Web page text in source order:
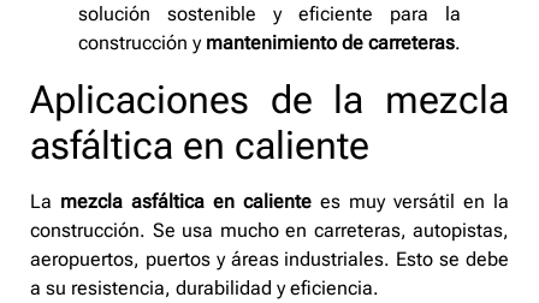
solución sostenible y eficiente para la
construcción y mantenimiento de carreteras.
Aplicaciones de la mezcla
asfáltica en caliente
La mezcla asfáltica en caliente es muy versátil en la
construcción. Se usa mucho en carreteras, autopistas,
aeropuertos, puertos y áreas industriales. Esto se debe
a su resistencia, durabilidad y eficiencia.